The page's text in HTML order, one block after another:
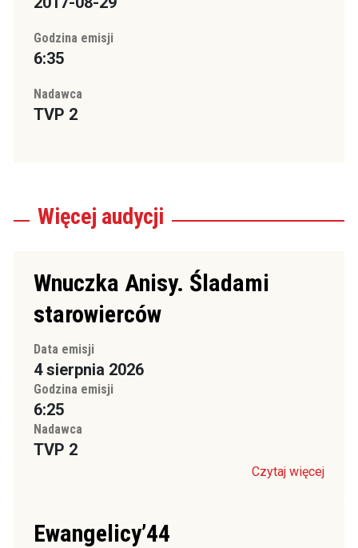
Godzina emisji
6:35
Nadawca
TVP 2
Więcej audycji
Wnuczka Anisy. Śladami
starowierców
Data emisji
4 sierpnia 2026
Godzina emisji
6:25
Nadawca
TVP 2
Czytaj więcej
Ewangelicy’44